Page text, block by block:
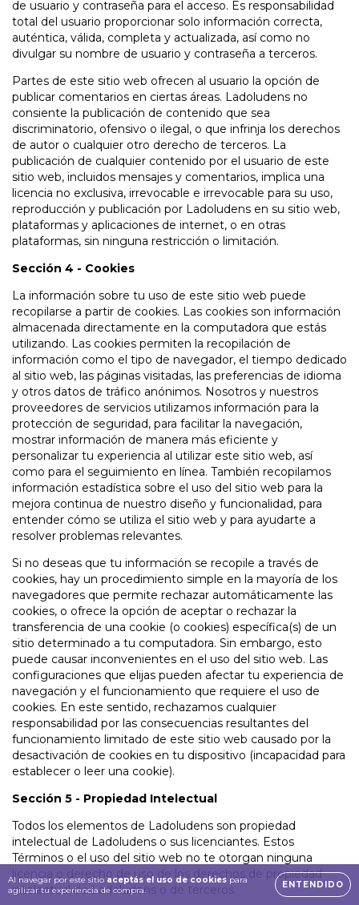
Al navegar por este sitio aceptás el uso de cookies para
agilizar tu experiencia de compra.
ENTENDIDO
de usuario y contraseña para el acceso. Es responsabilidad
total del usuario proporcionar solo información correcta,
auténtica, válida, completa y actualizada, así como no
divulgar su nombre de usuario y contraseña a terceros.
Partes de este sitio web ofrecen al usuario la opción de
publicar comentarios en ciertas áreas. Ladoludens no
consiente la publicación de contenido que sea
discriminatorio, ofensivo o ilegal, o que infrinja los derechos
de autor o cualquier otro derecho de terceros. La
publicación de cualquier contenido por el usuario de este
sitio web, incluidos mensajes y comentarios, implica una
licencia no exclusiva, irrevocable e irrevocable para su uso,
reproducción y publicación por Ladoludens en su sitio web,
plataformas y aplicaciones de internet, o en otras
plataformas, sin ninguna restricción o limitación.
Sección 4 - Cookies
La información sobre tu uso de este sitio web puede
recopilarse a partir de cookies. Las cookies son información
almacenada directamente en la computadora que estás
utilizando. Las cookies permiten la recopilación de
información como el tipo de navegador, el tiempo dedicado
al sitio web, las páginas visitadas, las preferencias de idioma
y otros datos de tráfico anónimos. Nosotros y nuestros
proveedores de servicios utilizamos información para la
protección de seguridad, para facilitar la navegación,
mostrar información de manera más eficiente y
personalizar tu experiencia al utilizar este sitio web, así
como para el seguimiento en línea. También recopilamos
información estadística sobre el uso del sitio web para la
mejora continua de nuestro diseño y funcionalidad, para
entender cómo se utiliza el sitio web y para ayudarte a
resolver problemas relevantes.
Si no deseas que tu información se recopile a través de
cookies, hay un procedimiento simple en la mayoría de los
navegadores que permite rechazar automáticamente las
cookies, o ofrece la opción de aceptar o rechazar la
transferencia de una cookie (o cookies) específica(s) de un
sitio determinado a tu computadora. Sin embargo, esto
puede causar inconvenientes en el uso del sitio web. Las
configuraciones que elijas pueden afectar tu experiencia de
navegación y el funcionamiento que requiere el uso de
cookies. En este sentido, rechazamos cualquier
responsabilidad por las consecuencias resultantes del
funcionamiento limitado de este sitio web causado por la
desactivación de cookies en tu dispositivo (incapacidad para
establecer o leer una cookie).
Sección 5 - Propiedad Intelectual
Todos los elementos de Ladoludens son propiedad
intelectual de Ladoludens o sus licenciantes. Estos
Términos o el uso del sitio web no te otorgan ninguna
licencia o derecho de uso de los derechos de propiedad
intelectual de Ladoludens o de terceros.